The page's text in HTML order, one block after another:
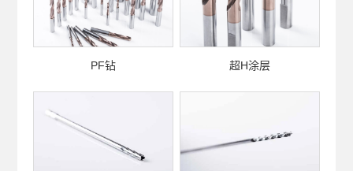
PF钻 超H涂层